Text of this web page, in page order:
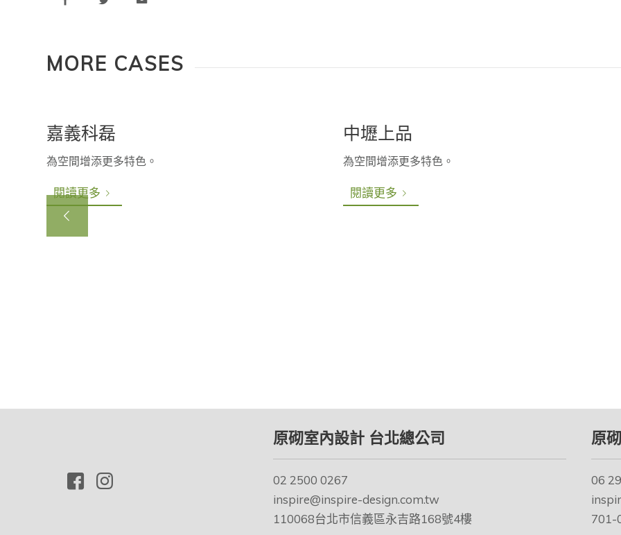
MORE CASES
嘉義科磊
為空間增添更多特色。
閱讀更多
中壢上品
為空間增添更多特色。
閱讀更多
原砌室內設計 台北總公司
02 2500 0267
inspire@inspire-design.com.tw
110068台北市信義區永吉路168號4樓
原
06
701-